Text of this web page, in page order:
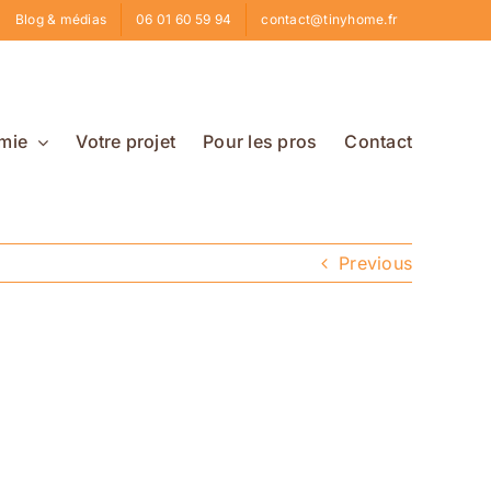
Blog & médias 06 01 60 59 94 contact@tinyhome.fr
Votre projet Pour les pros Contact
Previous